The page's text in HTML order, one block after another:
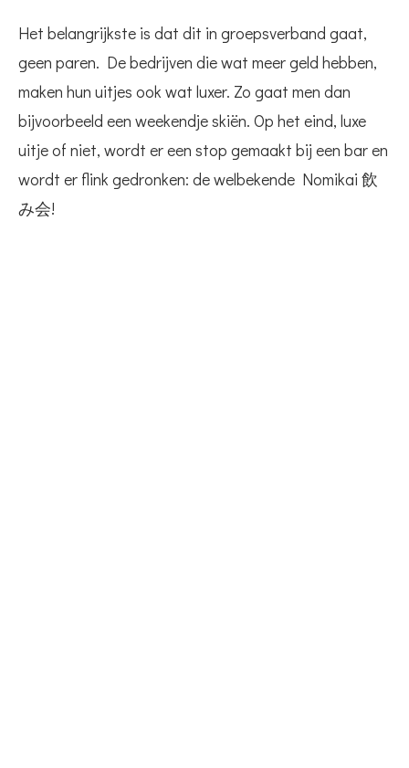
Het belangrijkste is dat dit in groepsverband gaat,
geen paren. De bedrijven die wat meer geld hebben,
maken hun uitjes ook wat luxer. Zo gaat men dan
bijvoorbeeld een weekendje skiën. Op het eind, luxe
uitje of niet, wordt er een stop gemaakt bij een bar en
wordt er flink gedronken: de welbekende Nomikai 飲
み会!